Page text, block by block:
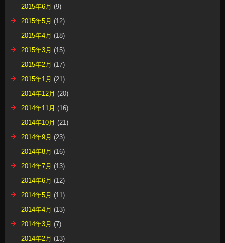
2015年6月 (9)
2015年5月 (12)
2015年4月 (18)
2015年3月 (15)
2015年2月 (17)
2015年1月 (21)
2014年12月 (20)
2014年11月 (16)
2014年10月 (21)
2014年9月 (23)
2014年8月 (16)
2014年7月 (13)
2014年6月 (12)
2014年5月 (11)
2014年4月 (13)
2014年3月 (7)
2014年2月 (13)